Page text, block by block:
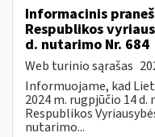
Informacinis
Respublikos
d. nutarimo Nr. 684
Web turinio sąrašas
Informuojame, kad
2024 m. rugpjūčio 14
Respublikos
nutarimo...